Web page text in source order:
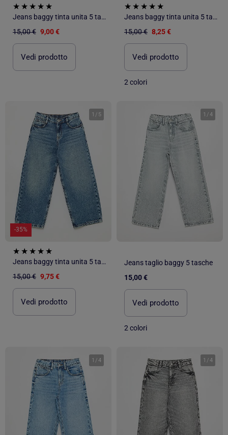
Jeans baggy tinta unita 5 tasche
15,00 € 9,00 €
Vedi prodotto
Jeans baggy tinta unita 5 tasche
15,00 € 8,25 €
Vedi prodotto
2 colori
1 / 5
-35%
Jeans baggy tinta unita 5 tasche
15,00 € 9,75 €
Vedi prodotto
1 /4
Jeans taglio baggy 5 tasche
15,00 €
Vedi prodotto
2 colori
1 /4 1 /4